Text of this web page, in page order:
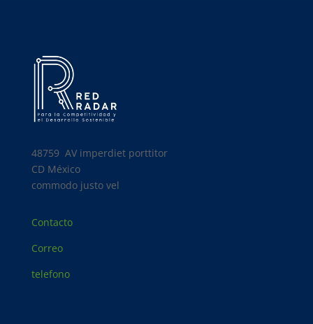
48759 AV imperdiet porttitor
CD México
commodo justo vel
Contacto
Correo
telefono